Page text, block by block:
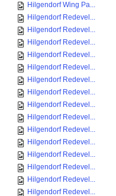
Hilgendorf Wing Pa...
Hilgendorf Redevel...
Hilgendorf Redevel...
Hilgendorf Redevel...
Hilgendorf Redevel...
Hilgendorf Redevel...
Hilgendorf Redevel...
Hilgendorf Redevel...
Hilgendorf Redevel...
Hilgendorf Redevel...
Hilgendorf Redevel...
Hilgendorf Redevel...
Hilgendorf Redevel...
Hilgendorf Redevel...
Hilgendorf Redevel...
Hilgendorf Redevel...